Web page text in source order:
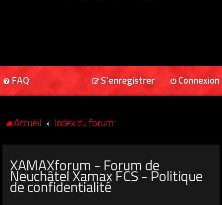
FAQ Connexion
S’enregistrer
Accueil Index du forum
XAMAXforum - Forum de
Neuchâtel Xamax FCS - Politique
de confidentialité